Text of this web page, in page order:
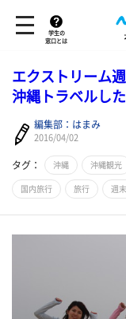
学生の
窓口とは
エクストリーム
沖縄トラベルし
編集部：はまみ
2016/04/02
タグ： 沖縄 沖縄観光
国内旅行 旅行 週末